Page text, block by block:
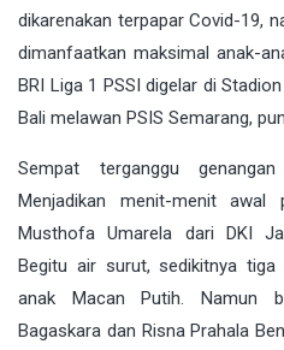
dikarenakan terpapar Covid-19,
dimanfaatkan maksimal anak-
BRI Liga 1 PSSI digelar di
Bali melawan PSIS Semarang,
Sempat terganggu
Menjadikan menit-menit awal
Musthofa Umarela dari DKI
Begitu air surut, sedikitnya
anak Macan Putih. Namun
Bagaskara dan Risna Prahala